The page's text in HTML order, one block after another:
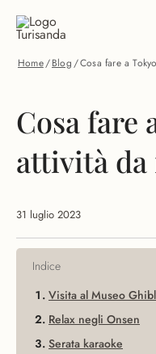
Home/Blog/Cosa fare a
Cosa fare
attività da
31 luglio 2023
Indice
Visita al Museo
Relax negli Onsen
Serata karaoke